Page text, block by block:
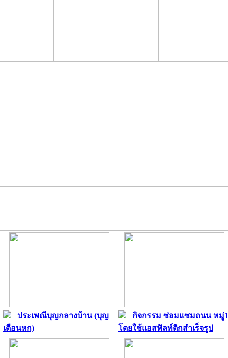
ประเพณีบุญกลางบ้าน (บุญ
เดือนหก)
กิจกรรม ซ่อมแซมถนน หมู่1
โดยใช้แอสฟัลท์ติกสำเร็จรูป